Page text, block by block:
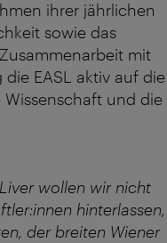
ihrer jährlichen
sowie das
mit
EASL aktiv auf die
und die
wollen wir nicht
hinterlassen,
der breiten Wiener